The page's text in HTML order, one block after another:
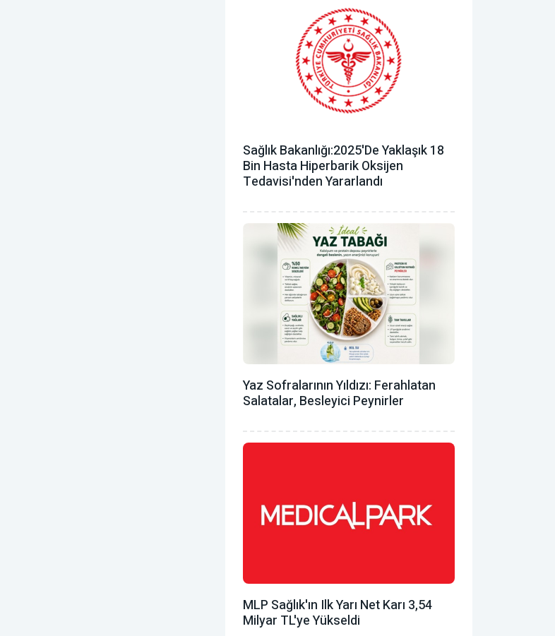
Sağlık Bakanlığı:2025'de Yaklaşık 18
Bin Hasta Hiperbarik Oksijen
Tedavisi'nden Yararlandı
Yaz Sofralarının Yıldızı: Ferahlatan
Salatalar, Besleyici Peynirler
MLP Sağlık'ın Ilk Yarı Net Karı 3,54
Milyar TL'ye Yükseldi